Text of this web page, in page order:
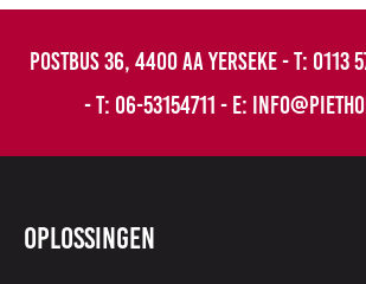
Postbus 36, 4400 AA Yerseke-T: 0113
-T: 06-53154711 - E:
Oplossingen